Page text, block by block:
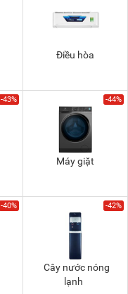
Điều hòa
-43% -44%
Máy giặt
-40% -42%
Cây nước nóng
lạnh